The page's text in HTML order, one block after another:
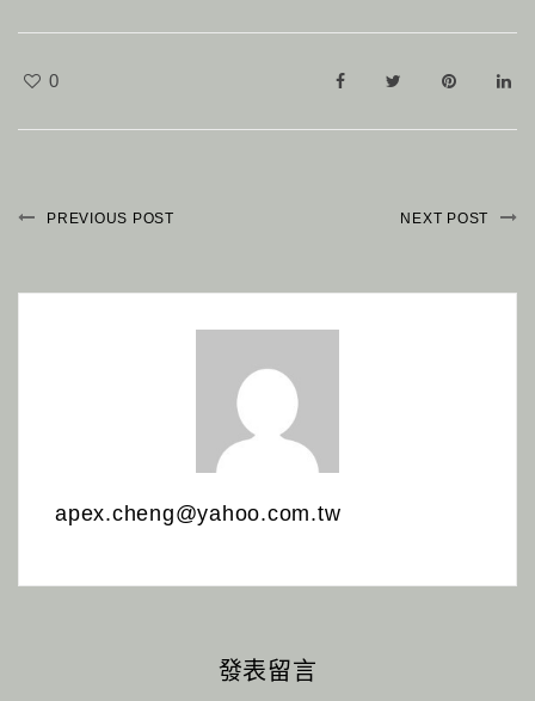
0
PREVIOUS POST NEXT POST
apex.cheng@yahoo.com.tw
發表留言